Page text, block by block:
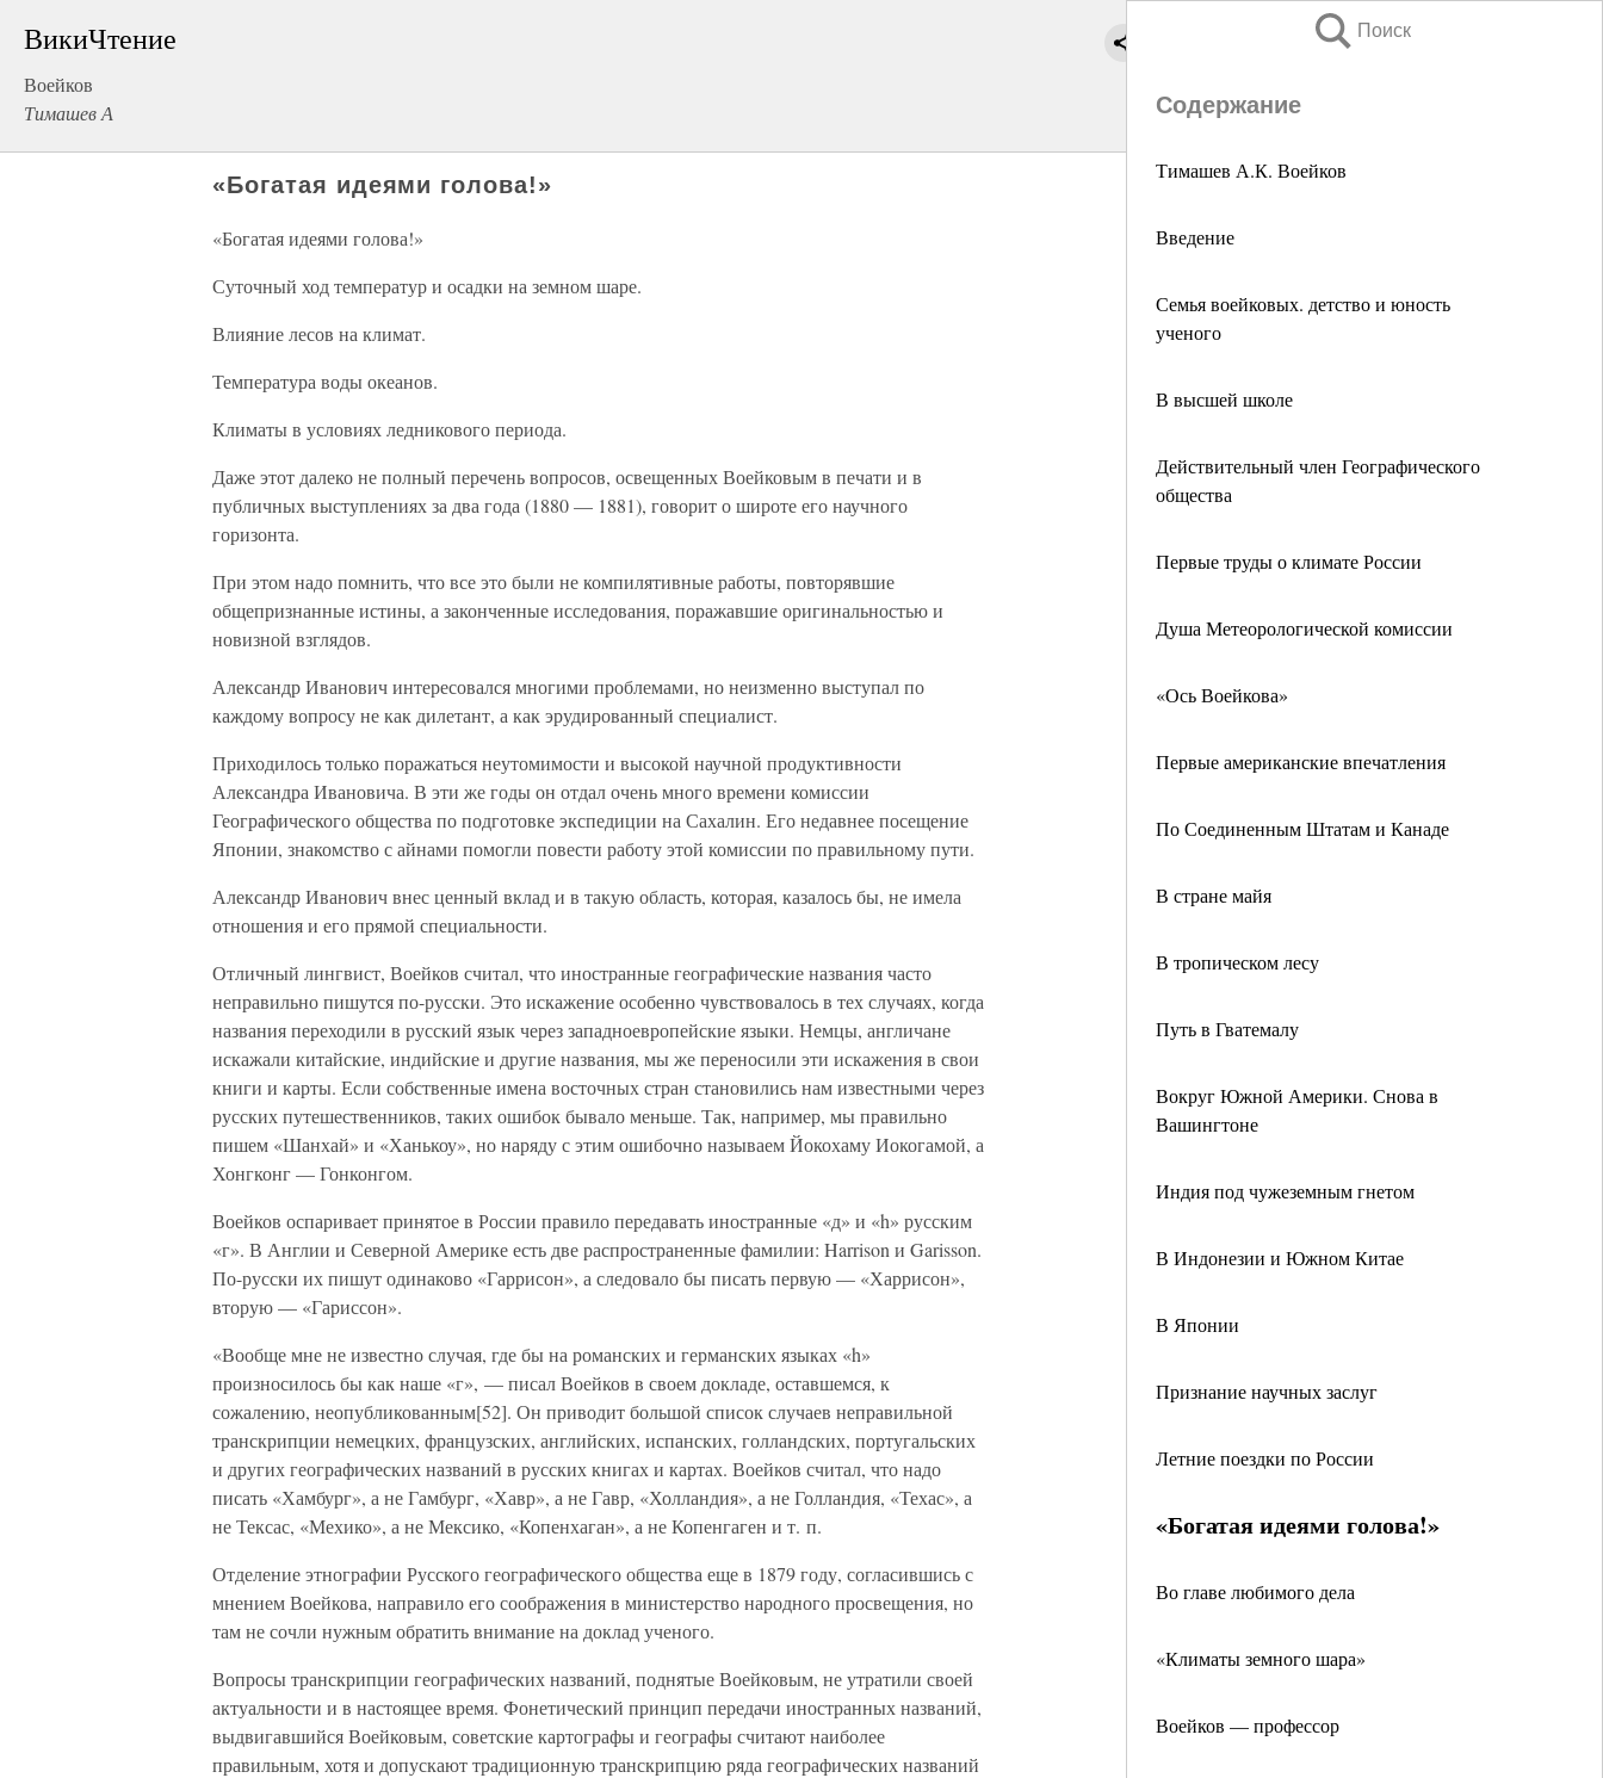
ВикиЧтение
Воейков
Тимашев А
Поиск
Содержание
Тимашев А.К. Воейков
Введение
Семья воейковых. детство и юность
ученого
В высшей школе
Действительный член Географического
общества
Первые труды о климате России
Душа Метеорологической комиссии
«Ось Воейкова»
Первые американские впечатления
По Соединенным Штатам и Канаде
В стране майя
В тропическом лесу
Путь в Гватемалу
Вокруг Южной Америки. Снова в
Вашингтоне
Индия под чужеземным гнетом
В Индонезии и Южном Китае
В Японии
Признание научных заслуг
Летние поездки по России
«Богатая идеями голова!»
Во главе любимого дела
«Климаты земного шара»
Воейков — профессор
«Богатая идеями голова!»
«Богатая идеями голова!»
Суточный ход температур и осадки на земном шаре.
Влияние лесов на климат.
Температура воды океанов.
Климаты в условиях ледникового периода.
Даже этот далеко не полный перечень вопросов, освещенных Воейковым в печати и в
публичных выступлениях за два года (1880 — 1881), говорит о широте его научного
горизонта.
При этом надо помнить, что все это были не компилятивные работы, повторявшие
общепризнанные истины, а законченные исследования, поражавшие оригинальностью и
новизной взглядов.
Александр Иванович интересовался многими проблемами, но неизменно выступал по
каждому вопросу не как дилетант, а как эрудированный специалист.
Приходилось только поражаться неутомимости и высокой научной продуктивности
Александра Ивановича. В эти же годы он отдал очень много времени комиссии
Географического общества по подготовке экспедиции на Сахалин. Его недавнее посещение
Японии, знакомство с айнами помогли повести работу этой комиссии по правильному пути.
Александр Иванович внес ценный вклад и в такую область, которая, казалось бы, не имела
отношения и его прямой специальности.
Отличный лингвист, Воейков считал, что иностранные географические названия часто
неправильно пишутся по-русски. Это искажение особенно чувствовалось в тех случаях, когда
названия переходили в русский язык через западноевропейские языки. Немцы, англичане
искажали китайские, индийские и другие названия, мы же переносили эти искажения в свои
книги и карты. Если собственные имена восточных стран становились нам известными через
русских путешественников, таких ошибок бывало меньше. Так, например, мы правильно
пишем «Шанхай» и «Ханькоу», но наряду с этим ошибочно называем Йокохаму Иокогамой, а
Хонгконг — Гонконгом.
Воейков оспаривает принятое в России правило передавать иностранные «д» и «h» русским
«г». В Англии и Северной Америке есть две распространенные фамилии: Harrison и Garisson.
По-русски их пишут одинаково «Гаррисон», а следовало бы писать первую — «Харрисон»,
вторую — «Гариссон».
«Вообще мне не известно случая, где бы на романских и германских языках «h»
произносилось бы как наше «г», — писал Воейков в своем докладе, оставшемся, к
сожалению, неопубликованным[52]. Он приводит большой список случаев неправильной
транскрипции немецких, французских, английских, испанских, голландских, португальских
и других географических названий в русских книгах и картах. Воейков считал, что надо
писать «Хамбург», а не Гамбург, «Хавр», а не Гавр, «Холландия», а не Голландия, «Техас», а
не Тексас, «Мехико», а не Мексико, «Копенхаган», а не Копенгаген и т. п.
Отделение этнографии Русского географического общества еще в 1879 году, согласившись с
мнением Воейкова, направило его соображения в министерство народного просвещения, но
там не сочли нужным обратить внимание на доклад ученого.
Вопросы транскрипции географических названий, поднятые Воейковым, не утратили своей
актуальности и в настоящее время. Фонетический принцип передачи иностранных названий,
выдвигавшийся Воейковым, советские картографы и географы считают наиболее
правильным, хотя и допускают традиционную транскрипцию ряда географических названий